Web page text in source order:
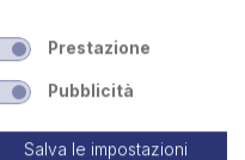
Prestazione
Pubblicità
Salva le impostazioni